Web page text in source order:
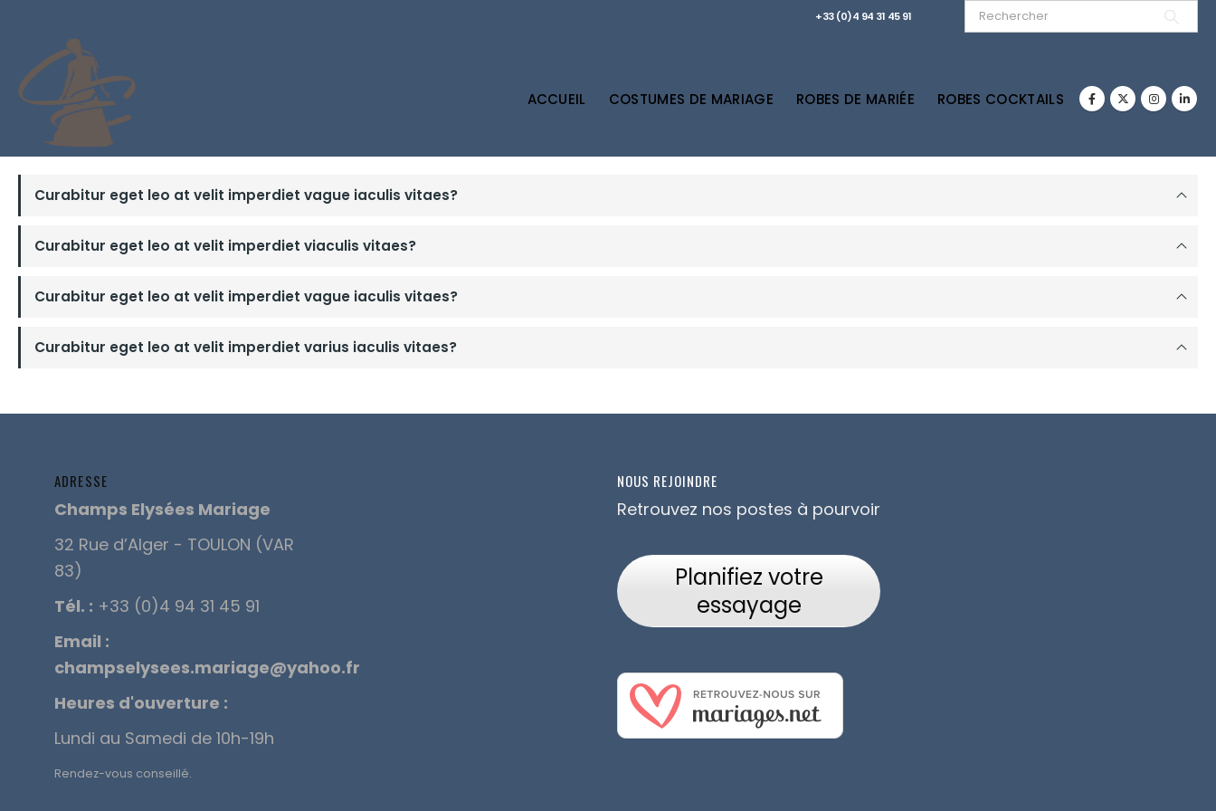
+33 (0)4 94 31 45 91
ACCUEIL COSTUMES DE MARIAGE ROBES DE MARIÉE ROBES COCKTAILS
Curabitur eget leo at velit imperdiet vague iaculis vitaes?
Curabitur eget leo at velit imperdiet viaculis vitaes?
Curabitur eget leo at velit imperdiet vague iaculis vitaes?
Curabitur eget leo at velit imperdiet varius iaculis vitaes?
ADRESSE
Champs Elysées Mariage
32 Rue d’Alger - TOULON (VAR
83)
Tél. : +33 (0)4 94 31 45 91
Email :
champselysees.mariage@yahoo.fr
Heures d'ouverture :
Lundi au Samedi de 10h-19h
Rendez-vous conseillé.
NOUS REJOINDRE
Retrouvez nos postes à pourvoir
Planifiez votre
essayage